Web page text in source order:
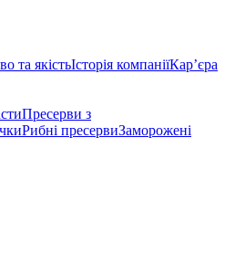
та якістьІсторія компаніїКар’єра
Пресерви з
Рибні пресервиЗаморожені